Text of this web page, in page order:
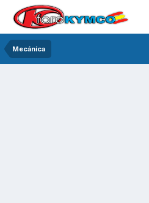
Mecánica